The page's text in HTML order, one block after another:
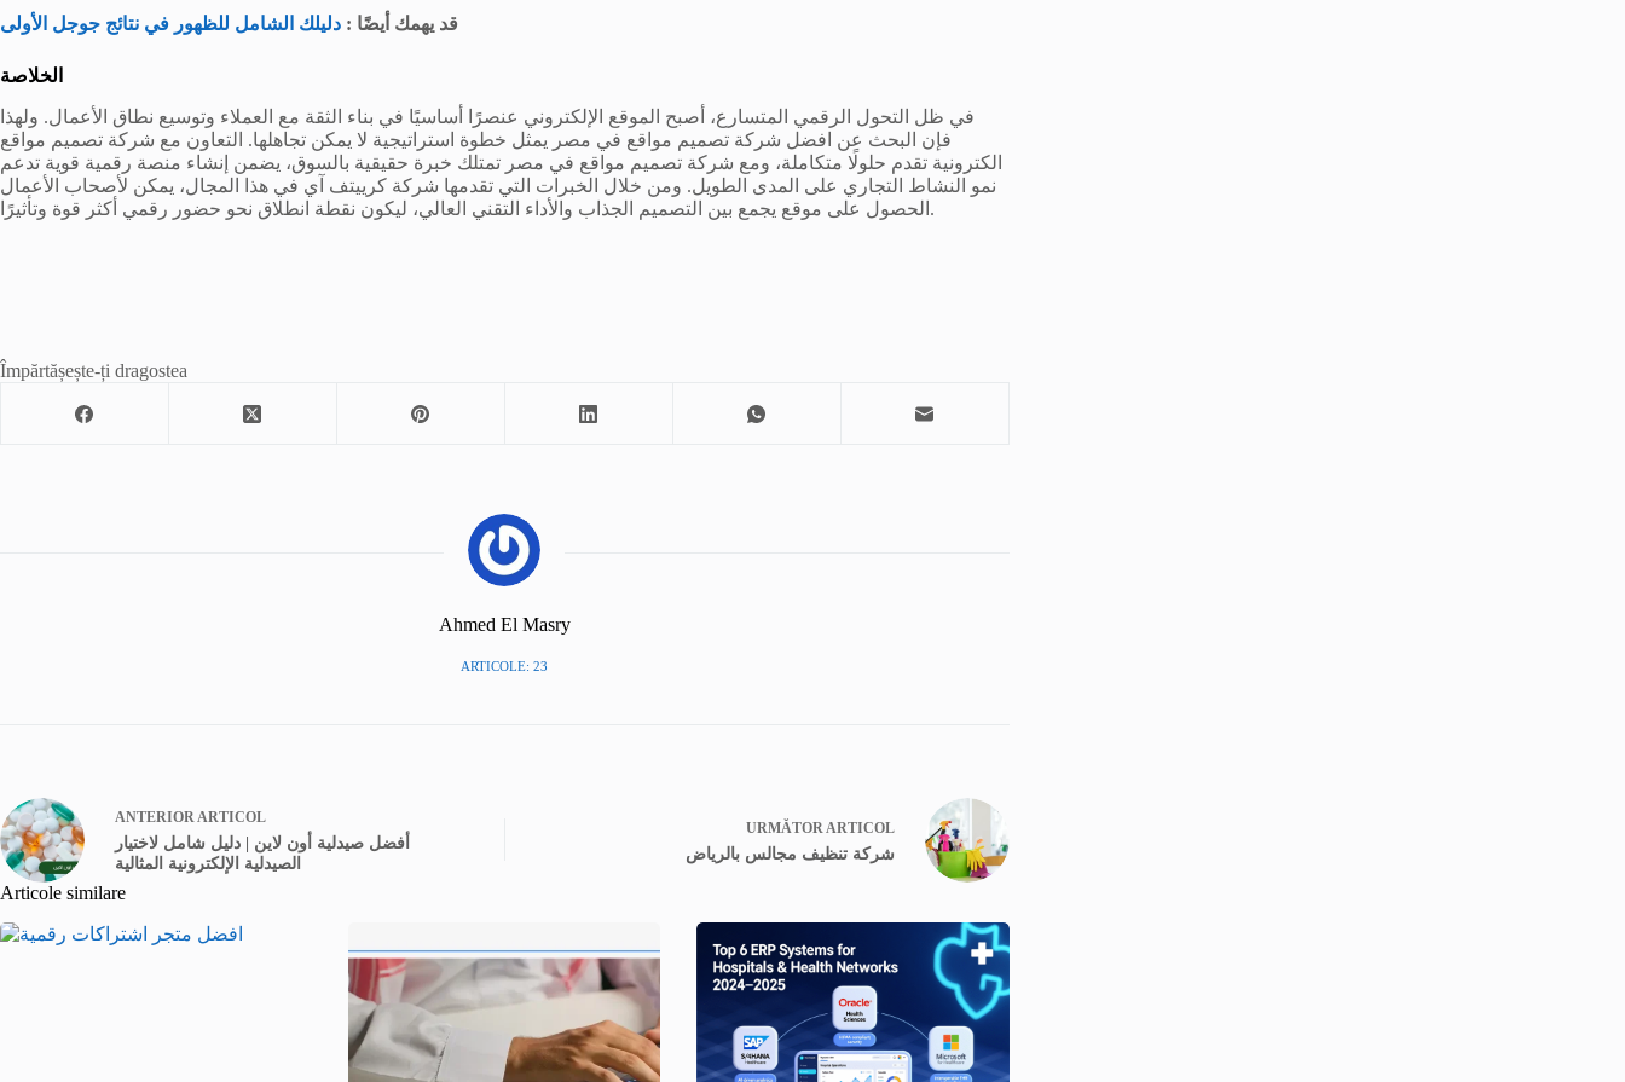
قد يهمك أيضًا : دليلك الشامل للظهور في نتائج جوجل الأولى
الخلاصة
في ظل التحول الرقمي المتسارع، أصبح الموقع الإلكتروني عنصرًا أساسيًا في بناء الثقة مع العملاء وتوسيع نطاق الأعمال. ولهذا
فإن البحث عن افضل شركة تصميم مواقع في مصر يمثل خطوة استراتيجية لا يمكن تجاهلها. التعاون مع شركة تصميم مواقع
الكترونية تقدم حلولًا متكاملة، ومع شركة تصميم مواقع في مصر تمتلك خبرة حقيقية بالسوق، يضمن إنشاء منصة رقمية قوية تدعم
نمو النشاط التجاري على المدى الطويل. ومن خلال الخبرات التي تقدمها شركة كرييتف آي في هذا المجال، يمكن لأصحاب الأعمال
الحصول على موقع يجمع بين التصميم الجذاب والأداء التقني العالي، ليكون نقطة انطلاق نحو حضور رقمي أكثر قوة وتأثيرًا.
Împărtășește-ți dragostea
Ahmed El Masry
ARTICOLE: 23
ANTERIORARTICOL
أفضل صيدلية أون لاين | دليل شامل لاختيار
الصيدلية الإلكترونية المثالية
URMĂTORARTICOL
شركة تنظيف مجالس بالرياض
Articole similare